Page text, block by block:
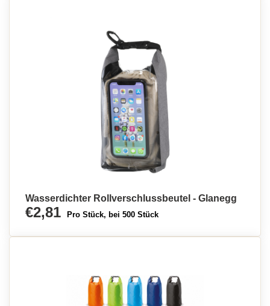
Wasserdichter Rollverschlussbeutel - Glanegg
€2,81 Pro Stück, bei 500 Stück